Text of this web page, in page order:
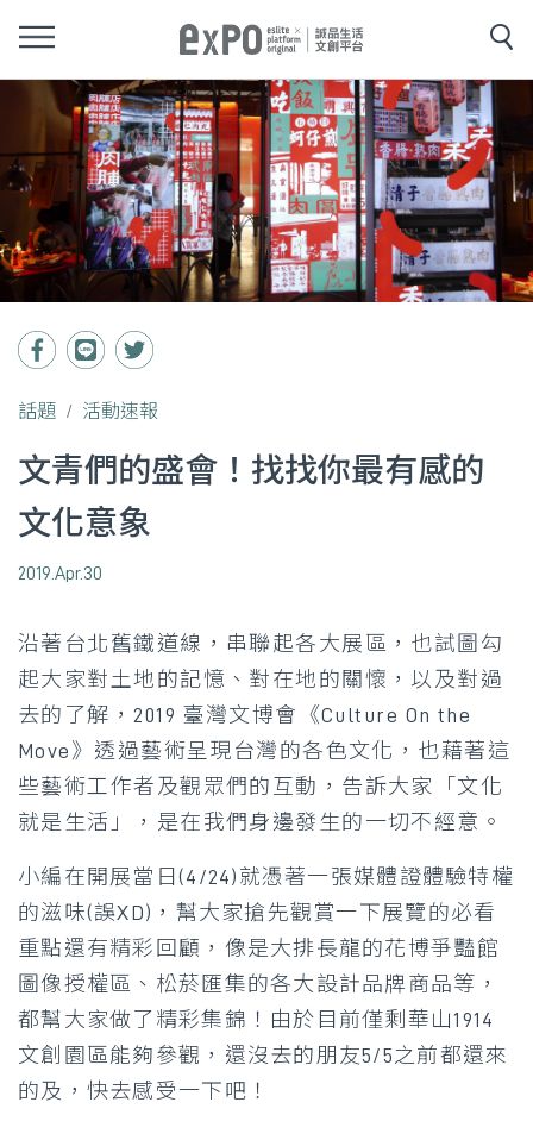
話題 活動速報
文青們的盛會！找找你最有感的
文化意象
2019.Apr.30
沿著台北舊鐵道線，串聯起各大展區，也試圖勾
起大家對土地的記憶、對在地的關懷，以及對過
去的了解，2019 臺灣文博會《Culture On the
Move》透過藝術呈現台灣的各色文化，也藉著這
些藝術工作者及觀眾們的互動，告訴大家「文化
就是生活」，是在我們身邊發生的一切不經意。
小編在開展當日(4/24)就憑著一張媒體證體驗特權
的滋味(誤XD)，幫大家搶先觀賞一下展覽的必看
重點還有精彩回顧，像是大排長龍的花博爭豔館
圖像授權區、松菸匯集的各大設計品牌商品等，
都幫大家做了精彩集錦！由於目前僅剩華山1914
文創園區能夠參觀，還沒去的朋友5/5之前都還來
的及，快去感受一下吧！